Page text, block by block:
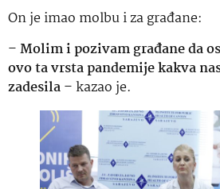
On je imao molbu i za građane:
–Molim i pozivam građane da
ovo ta vrsta pandemije kakva
zadesila– kazao je.